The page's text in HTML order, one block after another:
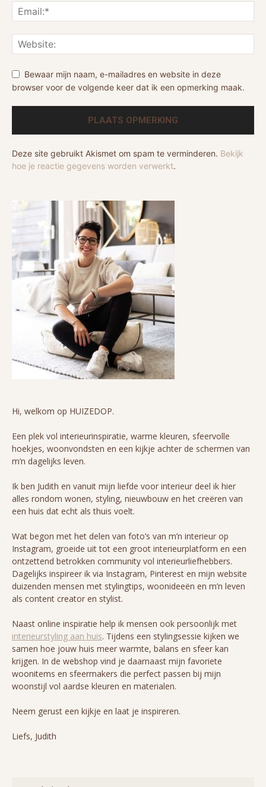
Bewaar mijn naam, e-mailadres en website in deze
browser voor de volgende keer dat ik een opmerking maak.
Deze site gebruikt Akismet om spam te verminderen. Bekijk
hoe je reactie gegevens worden verwerkt.
Hi, welkom op HUIZEDOP.
Een plek vol interieurinspiratie, warme kleuren, sfeervolle
hoekjes, woonvondsten en een kijkje achter de schermen van
m’n dagelijks leven.
Ik ben Judith en vanuit mijn liefde voor interieur deel ik hier
alles rondom wonen, styling, nieuwbouw en het creëren van
een huis dat echt als thuis voelt.
Wat begon met het delen van foto’s van m’n interieur op
Instagram, groeide uit tot een groot interieurplatform en een
ontzettend betrokken community vol interieurliefhebbers.
Dagelijks inspireer ik via Instagram, Pinterest en mijn website
duizenden mensen met stylingtips, woonideeën en m’n leven
als content creator en stylist.
Naast online inspiratie help ik mensen ook persoonlijk met
interieurstyling aan huis. Tijdens een stylingsessie kijken we
samen hoe jouw huis meer warmte, balans en sfeer kan
krijgen. In de webshop vind je daarnaast mijn favoriete
woonitems en sfeermakers die perfect passen bij mijn
woonstijl vol aardse kleuren en materialen.
Neem gerust een kijkje en laat je inspireren.
Liefs, Judith